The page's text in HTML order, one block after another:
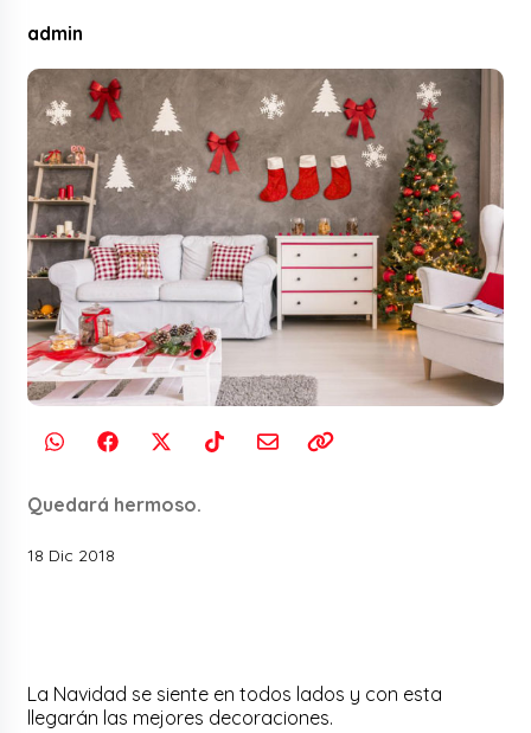
admin
Quedará hermoso.
18 Dic 2018
La Navidad se siente en todos lados y con esta
llegarán las mejores decoraciones.